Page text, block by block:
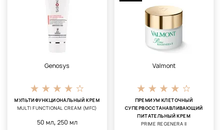
Genosys
МУЛЬТИФУНКЦИОНАЛЬНЫЙ КРЕМ
MULTI FUNCTIONAL CREAM (MFC)
50 мл, 250 мл
Valmont
ПРЕМИУМ КЛЕТОЧНЫЙ
СУПЕРВОССТАНАВЛИВАЮЩИЙ
ПИТАТЕЛЬНЫЙ КРЕМ
PRIME REGENERA II